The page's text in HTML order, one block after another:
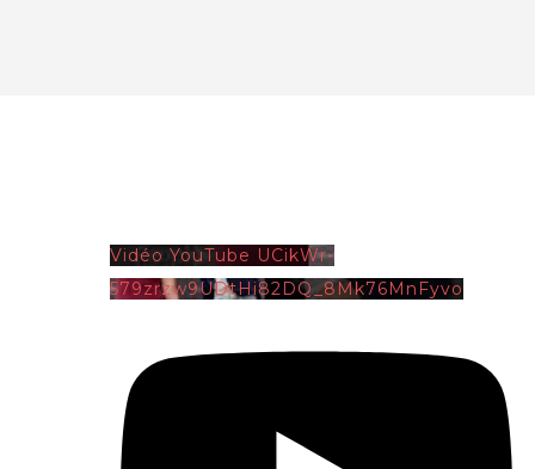
Vidéo YouTube UCikWr-
579zrzw9UDtHi82DQ_8Mk76MnFyvo